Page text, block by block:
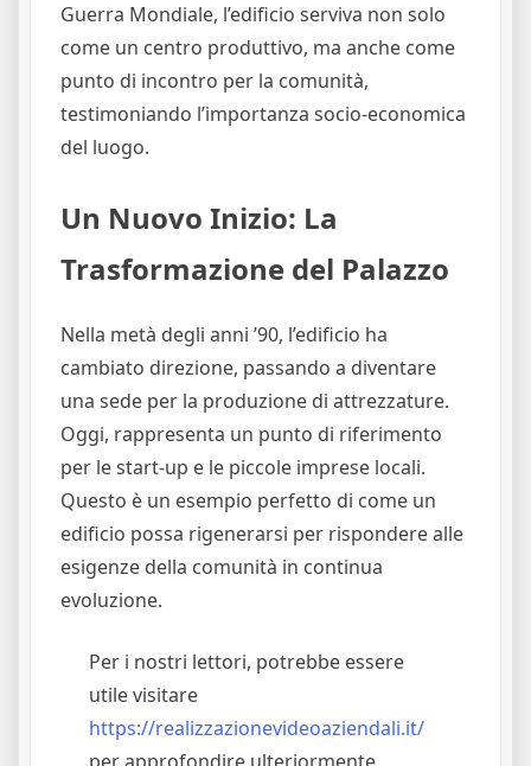
Guerra Mondiale, l’edificio serviva non solo
come un centro produttivo, ma anche come
punto di incontro per la comunità,
testimoniando l’importanza socio-economica
del luogo.
Un Nuovo Inizio: La
Trasformazione del Palazzo
Nella metà degli anni ’90, l’edificio ha
cambiato direzione, passando a diventare
una sede per la produzione di attrezzature.
Oggi, rappresenta un punto di riferimento
per le start-up e le piccole imprese locali.
Questo è un esempio perfetto di come un
edificio possa rigenerarsi per rispondere alle
esigenze della comunità in continua
evoluzione.
Per i nostri lettori, potrebbe essere
utile visitare
https://realizzazionevideoaziendali.it/